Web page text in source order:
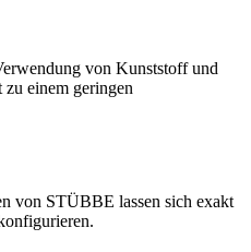
von Kunststoff und
einem geringen
von STÜBBE lassen sich exakt